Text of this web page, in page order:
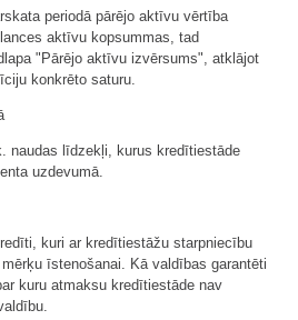
periodā pārējo aktīvu vērtība
aktīvu kopsummas, tad
"Pārējo aktīvu izvērsums", atklājot
konkrēto saturu.
naudas līdzekļi, kurus kredītiestāde
uzdevumā.
kuri ar kredītiestāžu starpniecību
īstenošanai. Kā valdības garantēti
kuru atmaksu kredītiestāde nav